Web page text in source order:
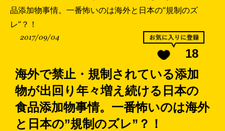
品添加物事情。一番怖いのは海外と日本の”規制のズ
レ”？！
2017/09/04
18
海外で禁止・規制されている添加
物が出回り年々増え続ける日本の
食品添加物事情。一番怖いのは海外
と日本の”規制のズレ”？！